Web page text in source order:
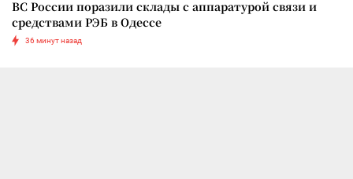
ВС России поразили склады с аппаратурой связи и
средствами РЭБ в Одессе
36 минут назад